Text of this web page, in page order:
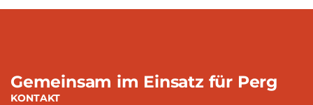
Gemeinsam im Einsatz für Perg
KONTAKT